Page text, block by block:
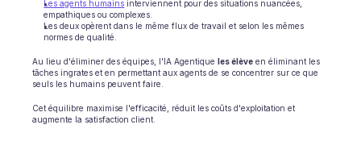
Les agents humains interviennent pour des situations nuancées,
empathiques ou complexes.
Les deux opèrent dans le même flux de travail et selon les mêmes
normes de qualité.
Au lieu d'éliminer des équipes, l'IA Agentique les élève en éliminant les
tâches ingrates et en permettant aux agents de se concentrer sur ce que
seuls les humains peuvent faire.
Cet équilibre maximise l'efficacité, réduit les coûts d'exploitation et
augmente la satisfaction client.